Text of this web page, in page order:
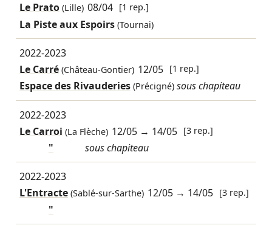
Le Prato(Lille) 08/04 [1 rep.]
La Piste aux Espoirs (Tournai)
2022-2023
Le Carré(Château-Gontier) 12/05 [1 rep.]
Espace des Rivauderies (Précigné) sous chapiteau
2022-2023
Le Carroi (La Flèche) 12/05 → 14/05 [3 rep.]
" sous chapiteau
2022-2023
L'Entracte(Sablé-sur-Sarthe) 12/05 → 14/05 [3 rep.]
"